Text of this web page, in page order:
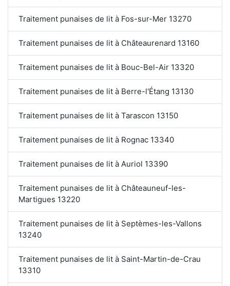
Traitement punaises de lit à Fos-sur-Mer 13270
Traitement punaises de lit à Châteaurenard 13160
Traitement punaises de lit à Bouc-Bel-Air 13320
Traitement punaises de lit à Berre-l'Étang 13130
Traitement punaises de lit à Tarascon 13150
Traitement punaises de lit à Rognac 13340
Traitement punaises de lit à Auriol 13390
Traitement punaises de lit à Châteauneuf-les-
Martigues 13220
Traitement punaises de lit à Septèmes-les-Vallons
13240
Traitement punaises de lit à Saint-Martin-de-Crau
13310